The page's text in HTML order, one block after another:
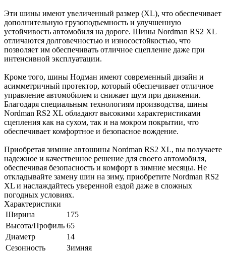
Эти шины имеют увеличенный размер (XL), что обеспечивает
дополнительную грузоподъемность и улучшенную
устойчивость автомобиля на дороге. Шины Nordman RS2 XL
отличаются долговечностью и износостойкостью, что
позволяет им обеспечивать отличное сцепление даже при
интенсивной эксплуатации.
Кроме того, шины Нодман имеют современный дизайн и
асимметричный протектор, который обеспечивает отличное
управление автомобилем и снижает шум при движении.
Благодаря специальным технологиям производства, шины
Nordman RS2 XL обладают высокими характеристиками
сцепления как на сухом, так и на мокром покрытии, что
обеспечивает комфортное и безопасное вождение.
Приобретая зимние автошины Nordman RS2 XL, вы получаете
надежное и качественное решение для своего автомобиля,
обеспечивая безопасность и комфорт в зимние месяцы. Не
откладывайте замену шин на зиму, приобретите Nordman RS2
XL и наслаждайтесь уверенной ездой даже в сложных
погодных условиях.
Характеристики
Ширина
175
Высота/Профиль 65
Диаметр
14
Сезонность
Зимняя